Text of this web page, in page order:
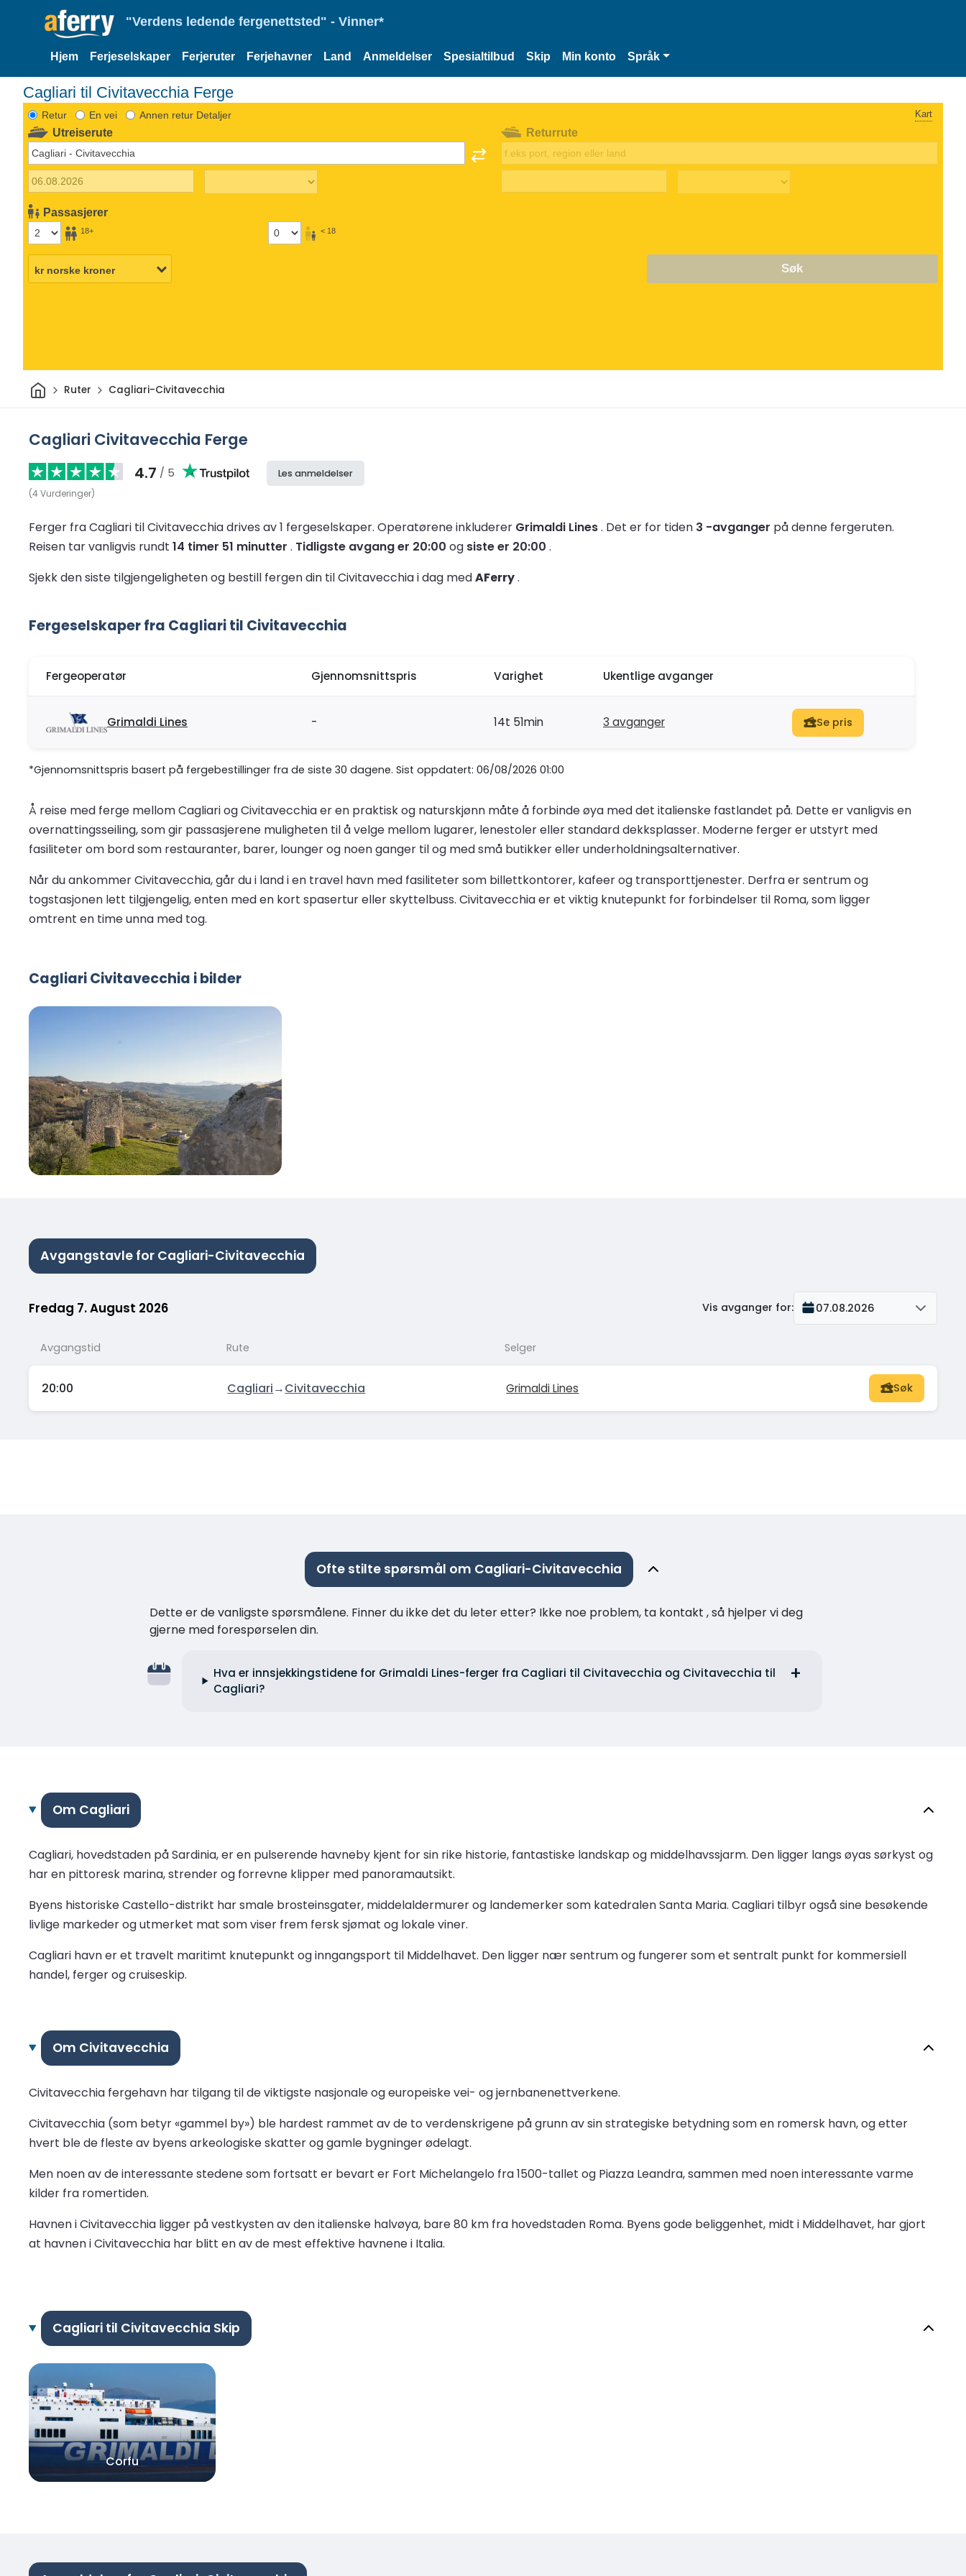
"Verdens ledende fergenettsted" - Vinner*
Hjem Ferjeselskaper Ferjeruter Ferjehavner Land Anmeldelser Spesialtilbud Skip Min konto Språk
Cagliari til Civitavecchia Ferge
Retur En vei Annen retur Detaljer Kart
Utreiserute
Passasjerer
18+ < 18
Returrute
Søk
HjemRuter Cagliari-Civitavecchia
Cagliari Civitavecchia Ferge
4.7 / 5
(4 Vurderinger)
Les anmeldelser
Ferger fra Cagliari til Civitavecchia drives av 1 fergeselskaper. Operatørene inkluderer Grimaldi Lines. Det er for tiden 3 -avganger på denne fergeruten.
Reisen tar vanligvis rundt 14 timer 51 minutter . Tidligste avgang er 20:00 og siste er 20:00 .
Sjekk den siste tilgjengeligheten og bestill fergen din til Civitavecchia i dag medAFerry.
Fergeselskaper fra Cagliari til Civitavecchia
Fergeoperatør Gjennomsnittspris Varighet Ukentlige avganger
Grimaldi Lines - 14t 51min 3 avganger Se pris
*Gjennomsnittspris basert på fergebestillinger fra de siste 30 dagene. Sist oppdatert: 06/08/2026 01:00
Å reise med ferge mellom Cagliari og Civitavecchia er en praktisk og naturskjønn måte å forbinde øya med det italienske fastlandet på. Dette er vanligvis en
overnattingsseiling, som gir passasjerene muligheten til å velge mellom lugarer, lenestoler eller standard dekksplasser. Moderne ferger er utstyrt med
fasiliteter om bord som restauranter, barer, lounger og noen ganger til og med små butikker eller underholdningsalternativer.
Når du ankommer Civitavecchia, går du i land i en travel havn med fasiliteter som billettkontorer, kafeer og transporttjenester. Derfra er sentrum og
togstasjonen lett tilgjengelig, enten med en kort spasertur eller skyttelbuss. Civitavecchia er et viktig knutepunkt for forbindelser til Roma, som ligger
omtrent en time unna med tog.
Cagliari Civitavecchia i bilder
Avgangstavle for Cagliari-Civitavecchia
Fredag 7. August 2026 Vis avganger for: 07.08.2026
Avgangstid Rute Selger
20:00 Cagliari→Civitavecchia Grimaldi Lines Søk
Ofte stilte spørsmål om Cagliari-Civitavecchia
Dette er de vanligste spørsmålene. Finner du ikke det du leter etter? Ikke noe problem, ta kontakt , så hjelper vi deg
gjerne med forespørselen din.
Hva er innsjekkingstidene for Grimaldi Lines-ferger fra Cagliari til Civitavecchia og Civitavecchia til
Cagliari?
Om Cagliari
Cagliari, hovedstaden på Sardinia, er en pulserende havneby kjent for sin rike historie, fantastiske landskap og middelhavssjarm. Den ligger langs øyas sørkyst og
har en pittoresk marina, strender og forrevne klipper med panoramautsikt.
Byens historiske Castello-distrikt har smale brosteinsgater, middelaldermurer og landemerker som katedralen Santa Maria. Cagliari tilbyr også sine besøkende
livlige markeder og utmerket mat som viser frem fersk sjømat og lokale viner.
Cagliari havn er et travelt maritimt knutepunkt og inngangsport til Middelhavet. Den ligger nær sentrum og fungerer som et sentralt punkt for kommersiell
handel, ferger og cruiseskip.
Om Civitavecchia
Civitavecchia fergehavn har tilgang til de viktigste nasjonale og europeiske vei- og jernbanenettverkene.
Civitavecchia (som betyr «gammel by») ble hardest rammet av de to verdenskrigene på grunn av sin strategiske betydning som en romersk havn, og etter
hvert ble de fleste av byens arkeologiske skatter og gamle bygninger ødelagt.
Men noen av de interessante stedene som fortsatt er bevart er Fort Michelangelo fra 1500-tallet og Piazza Leandra, sammen med noen interessante varme
kilder fra romertiden.
Havnen i Civitavecchia ligger på vestkysten av den italienske halvøya, bare 80 km fra hovedstaden Roma. Byens gode beliggenhet, midt i Middelhavet, har gjort
at havnen i Civitavecchia har blitt en av de mest effektive havnene i Italia.
Cagliari til Civitavecchia Skip
Corfu